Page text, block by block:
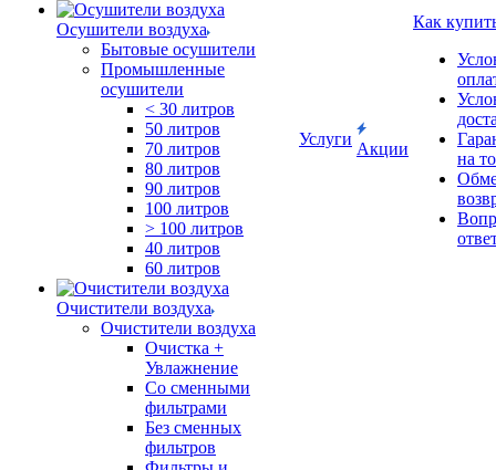
Осушители воздуха
Бытовые осушители
Промышленные
осушители
< 30 литров
50 литров
70 литров
80 литров
90 литров
100 литров
> 100 литров
40 литров
60 литров
Очистители воздуха
Очистители воздуха
Очистка +
Увлажнение
Cо сменными
фильтрами
Без сменных
фильтров
Услуги
Акции
Как
на